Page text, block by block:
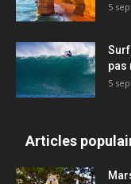
5
pas
5
Articles